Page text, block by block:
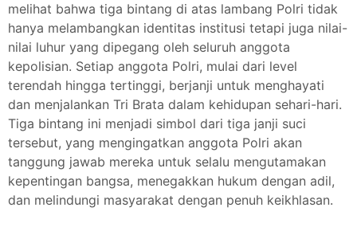
melihat bahwa tiga bintang di atas lambang Polri tidak
hanya melambangkan identitas institusi tetapi juga nilai-
nilai luhur yang dipegang oleh seluruh anggota
kepolisian. Setiap anggota Polri, mulai dari level
terendah hingga tertinggi, berjanji untuk menghayati
dan menjalankan Tri Brata dalam kehidupan sehari-hari.
Tiga bintang ini menjadi simbol dari tiga janji suci
tersebut, yang mengingatkan anggota Polri akan
tanggung jawab mereka untuk selalu mengutamakan
kepentingan bangsa, menegakkan hukum dengan adil,
dan melindungi masyarakat dengan penuh keikhlasan.